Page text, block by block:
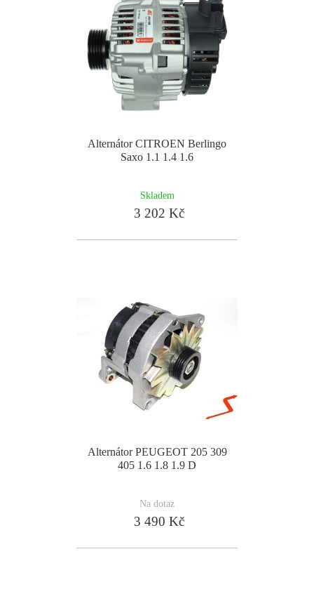
Alternátor CITROEN Berlingo
Saxo 1.1 1.4 1.6
Skladem
3 202 Kč
Alternátor PEUGEOT 205 309
405 1.6 1.8 1.9 D
Na dotaz
3 490 Kč